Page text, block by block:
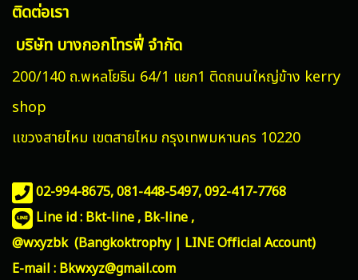
ติดต่อเรา
บริษัท บางกอกโทรฟี่ จำกัด
200/140 ถ.พหลโยธิน 64/1 แยก1 ติดถนนใหญ่ข้าง kerry
shop
แขวงสายไหม เขตสายไหม กรุงเทพมหานคร 10220
02-994-8675, 081-448-5497,092-417-7768
Line id : Bkt-line , Bk-line ,
@wxyzbk (Bangkoktrophy | LINE Official Account)
E-mail : Bkwxyz@gmail.com